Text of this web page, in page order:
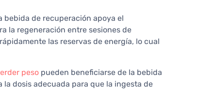
bebida de recuperación apoya el
la regeneración entre sesiones de
las reservas de energía, lo cual
peso pueden beneficiarse de la bebida
dosis adecuada para que la ingesta de